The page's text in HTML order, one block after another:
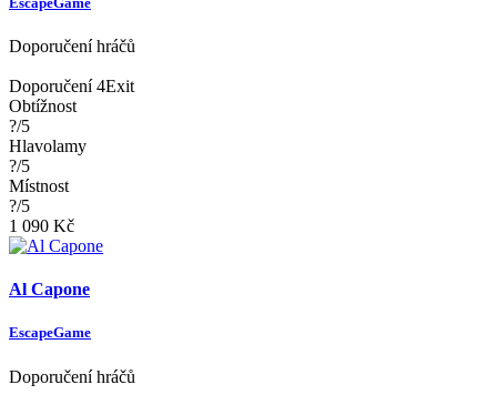
Doporučení hráčů
Doporučení 4Exit
Obtížnost
?/5
Hlavolamy
?/5
Místnost
?/5
1 090 Kč
Al Capone
EscapeGame
Doporučení hráčů